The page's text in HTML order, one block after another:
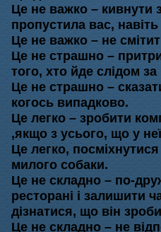
Це не важко – кивнути
пропустила вас,
Це не важко – не
Це не страшно –
того, хто йде слідом
Це не страшно –
когось випадково.
Це легко – зробити
,якщо з усього, що у
Це легко,
милого собаки.
Це не складно – по-
ресторані і залишити
дізнатися, що він
Це не складно – не